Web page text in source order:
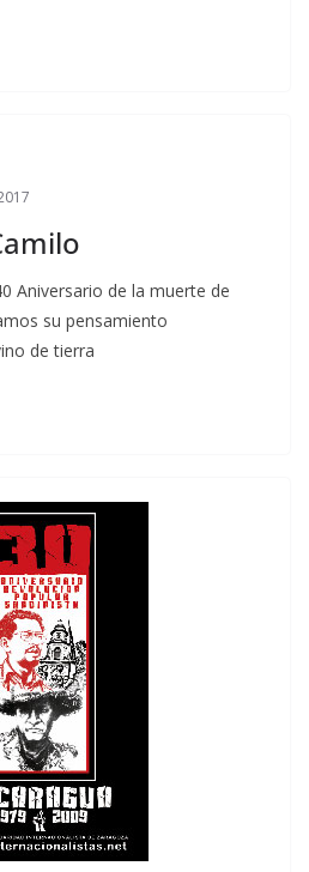
Aniversario de la muerte de
su pensamiento
de tierra